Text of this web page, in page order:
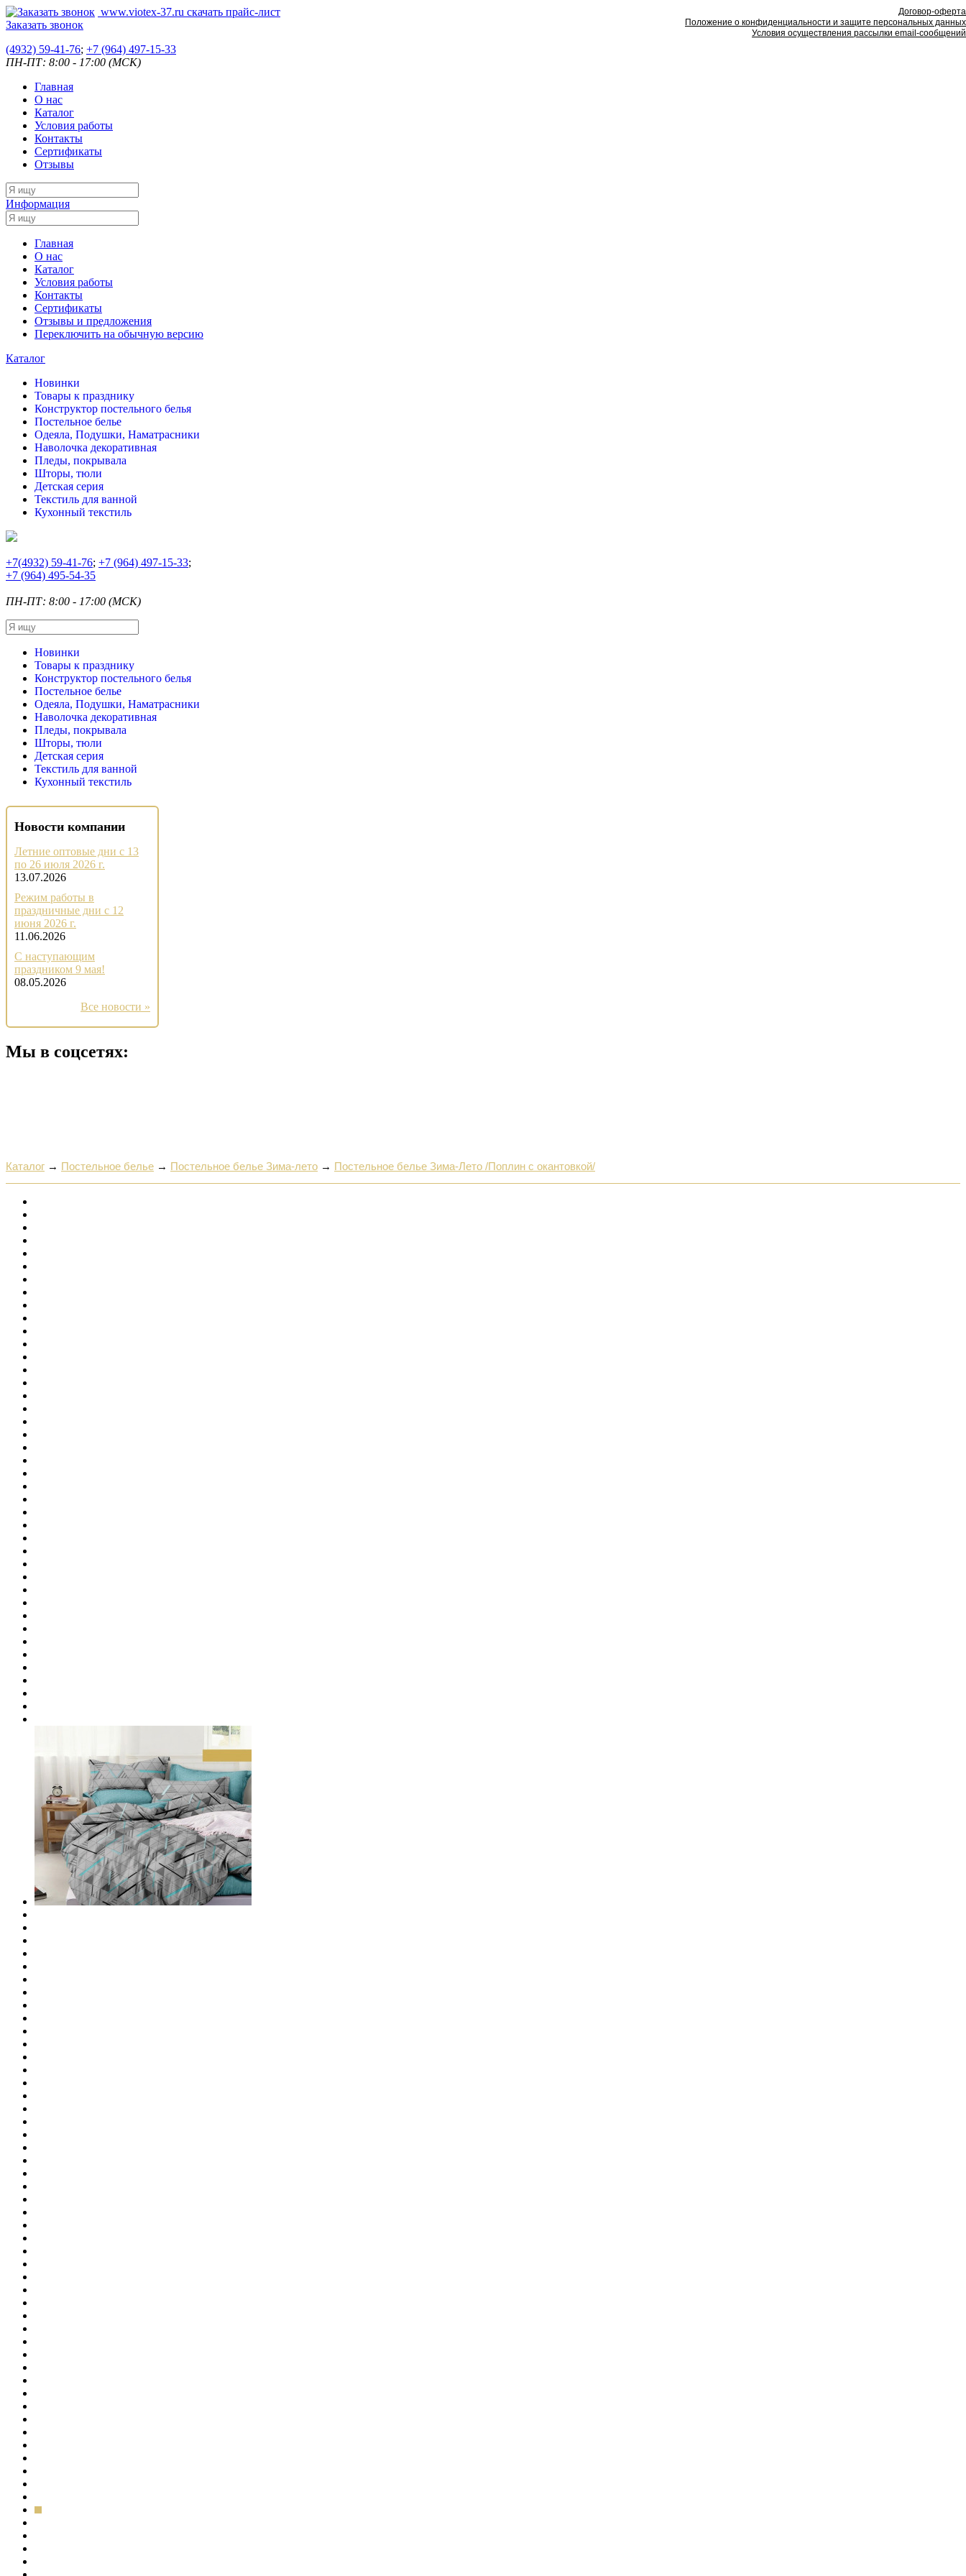
www.viotex-37.ru скачать прайс-лист
Заказать звонок
(4932) 59-41-76; +7 (964) 497-15-33
ПН-ПТ: 8:00 - 17:00 (МСК)
Главная
О нас
Каталог
Условия работы
Контакты
Сертификаты
Отзывы
Информация
Главная
О нас
Каталог
Условия работы
Контакты
Сертификаты
Отзывы и предложения
Переключить на обычную версию
Каталог
Новинки
Товары к празднику
Конструктор постельного белья
Постельное белье
Одеяла, Подушки, Наматрасники
Наволочка декоративная
Пледы, покрывала
Шторы, тюли
Детская серия
Текстиль для ванной
Кухонный текстиль
+7(4932) 59-41-76; +7 (964) 497-15-33;
+7 (964) 495-54-35
ПН-ПТ: 8:00 - 17:00 (МСК)
Новинки
Товары к празднику
Конструктор постельного белья
Постельное белье
Одеяла, Подушки, Наматрасники
Наволочка декоративная
Пледы, покрывала
Шторы, тюли
Детская серия
Текстиль для ванной
Кухонный текстиль
Новости компании
Летние оптовые дни с 13
по 26 июля 2026 г.
13.07.2026
Режим работы в
праздничные дни с 12
июня 2026 г.
11.06.2026
С наступающим
праздником 9 мая!
08.05.2026
Все новости »
Мы в соцсетях:
Каталог → Постельное белье → Постельное белье Зима-лето → Постельное белье Зима-Лето /Поплин с окантовкой/
Договор-оферта
Положение о конфиденциальности и защите персональных данных
Условия осуществления рассылки email-сообщений